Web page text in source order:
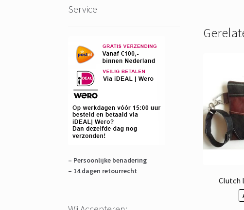
Clutch
Service
– Persoonlijke benadering
– 14 dagen retourrecht